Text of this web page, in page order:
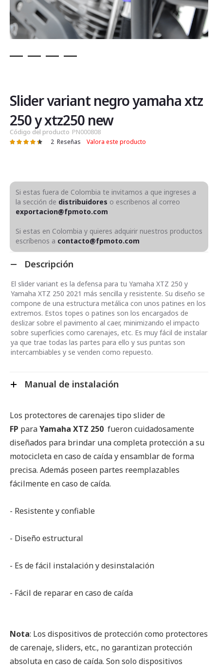
de
la
galería
de
imágenes
Slider variant negro yamaha xtz
250 y xtz250 new
Código del producto PN000808
Valoración: 2 Reseñas Valora este producto
Si estas fuera de Colombia te invitamos a que ingreses a
la sección de distribuidores o escribenos al correo
exportacion@fpmoto.com
Si estas en Colombia y quieres adquirir nuestros productos
escríbenos a contacto@fpmoto.com
Descripción
El slider variant es la defensa para tu Yamaha XTZ 250 y
Yamaha XTZ 250 2021 más sencilla y resistente. Su diseño se
compone de una estructura metálica con unos patines en los
extremos. Estos topes o patines son los encargados de
deslizar sobre el pavimento al caer, minimizando el impacto
sobre superficies como carenajes, etc. Es muy fácil de instalar
ya que trae todas las partes para ello y sus puntas son
intercambiables y se venden como repuesto.
Manual de instalación
Los protectores de carenajes tipo slider de
FP paraYamaha XTZ 250 fueron cuidadosamente
diseñados para brindar una completa protección a su
motocicleta en caso de caída y ensamblar de forma
precisa. Además poseen partes reemplazables
fácilmente en caso de caída.
- Resistente y confiable
- Diseño estructural
- Es de fácil instalación y desinstalación
- Fácil de reparar en caso de caída
Nota: Los dispositivos de protección como protectores
de carenaje, sliders, etc., no garantizan protección
absoluta en caso de caída. Son solo dispositivos